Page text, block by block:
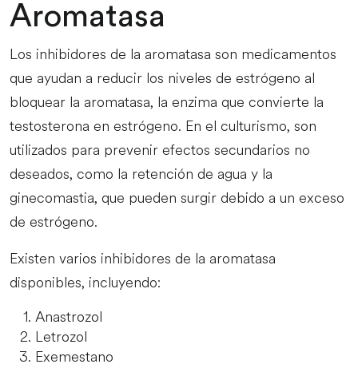
Aromatasa
Los inhibidores de la aromatasa son medicamentos
que ayudan a reducir los niveles de estrógeno al
bloquear la aromatasa, la enzima que convierte la
testosterona en estrógeno. En el culturismo, son
utilizados para prevenir efectos secundarios no
deseados, como la retención de agua y la
ginecomastia, que pueden surgir debido a un exceso
de estrógeno.
Existen varios inhibidores de la aromatasa
disponibles, incluyendo:
Anastrozol
Letrozol
Exemestano